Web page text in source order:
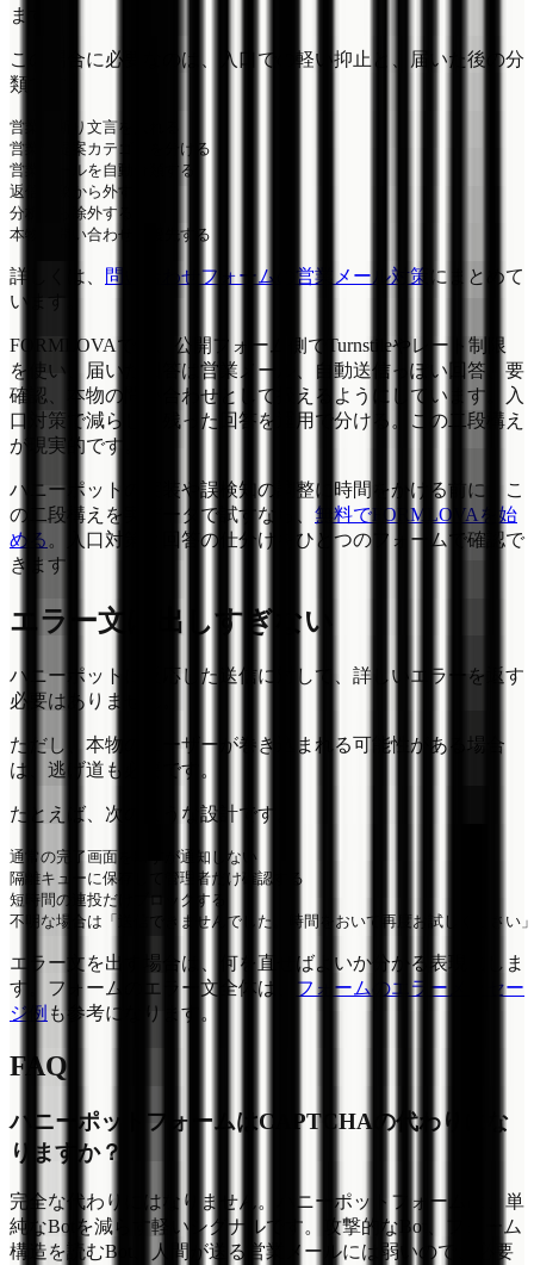
ます。
この場合に必要なのは、入口での軽い抑止と、届いた後の分
類です。
営業お断り文言を入れる
営業・提案カテゴリを分ける
営業メールを自動分類する
返信対象から外す
分析から除外する
詳しくは、 問い合わせフォームの営業メール対策
にまとめて
います。
FORMLOVAでは、公開フォーム側でTurnstileやレート制限
を使い、届いた回答は営業メール、自動送信っぽい回答、要
確認、本物の問い合わせとして扱えるようにしています。入
口対策で減らし、残った回答を運用で分ける。この二段構え
が現実的です。
ハニーポットの実装や誤検知の調整に時間をかける前に、こ
の二段構えを実データで試すなら、 無料でFORMLOVAを始
める 。入口対策と回答の仕分けをひとつのフォームで確認で
きます。
エラー文は出しすぎない
ハニーポットに反応した送信に対して、詳しいエラーを返す
必要はありません。
ただし、本物のユーザーが巻き込まれる可能性がある場合
は、逃げ道も必要です。
たとえば、次のような設計です。
通常の完了画面を出すが通知しない
隔離キューに保存して管理者だけ確認する
短時間の連投だけブロックする
エラー文を出す場合は、何を直せばよいか分かる表現にしま
す。フォームのエラー文全体は、
フォームのエラーメッセー
ジ例 も参考になります。
FAQ
ハニーポットフォームはCAPTCHAの代わりにな
りますか？
完全な代わりにはなりません。ハニーポットフォームは、単
純なBotを減らす軽いシグナルです。攻撃的なBot、フォーム
構造を読むBot、人間が送る営業メールには弱いので、必要